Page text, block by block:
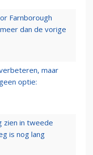
Farnborough
dan de vorige
maar
optie:
zien in tweede
is nog lang